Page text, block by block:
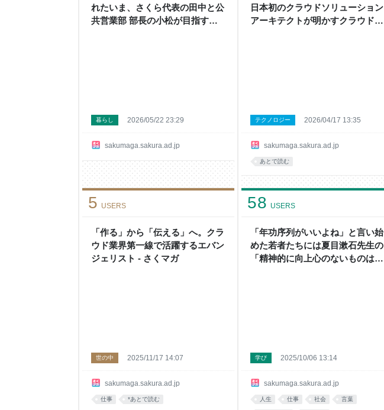
れたいま、さくら代表の田中と公
共営業部 部長の小松が目指す未
sakumaga.sakura.ad.jp
暮らし 2026/05/22 23:29
日本初のクラウドソリューション
アーキテクトが明かすクラウドの
sakumaga.sakura.ad.jp
テクノロジー 2026/04/17 13:35
あとで読む
「作る」から「伝える」へ。クラ
ウド業界第一線で活躍するエバン
ジェリスト - さくマガ
5 USERS
sakumaga.sakura.ad.jp
世の中 2025/11/17 14:07
仕事 *あとで読む
「年功序列がいいよね」と言い始
めた若者たちには夏目漱石先生の
「精神的に向上心のないものは馬
58 USERS
sakumaga.sakura.ad.jp
学び 2025/10/06 13:14
人生 仕事 社会 言葉